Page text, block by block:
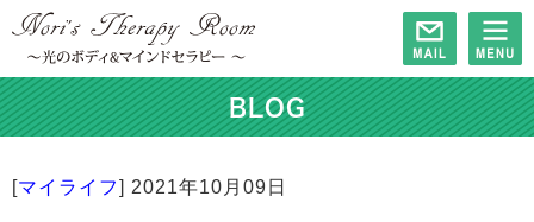
BLOG
[マイライフ] 2021年10月09日